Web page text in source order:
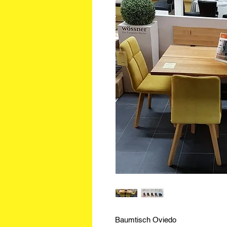
Baumtisch Oviedo